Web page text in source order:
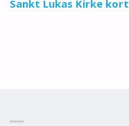
Sankt Lukas Kirke kort